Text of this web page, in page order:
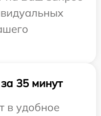
35 минут
в удобное